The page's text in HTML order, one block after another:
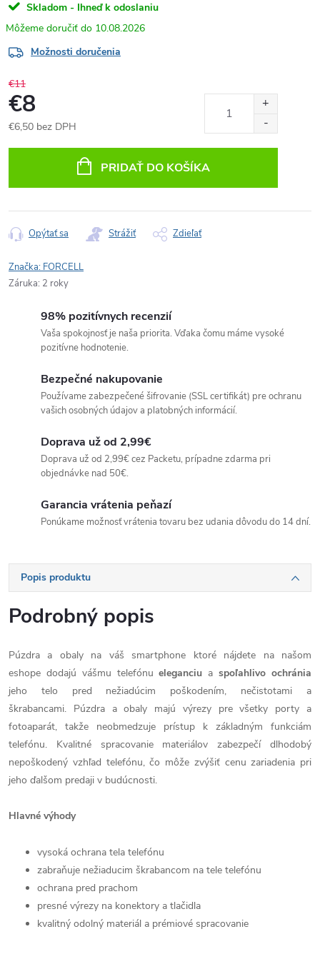
Skladom - Ihneď k odoslaniu
10.08.2026
Možnosti doručenia
€11
€8
€6,50 bez DPH
PRIDAŤ DO KOŠÍKA
Opýtať sa Strážiť Zdieľať
Značka: FORCELL
Záruka: 2 roky
98% pozitívnych recenzií
Vaša spokojnosť je naša priorita. Vďaka čomu máme vysoké
pozitívne hodnotenie.
Bezpečné nakupovanie
Používame zabezpečené šifrovanie (SSL certifikát) pre ochranu
vašich osobných údajov a platobných informácií.
Doprava už od 2,99€
Doprava už od 2,99€ cez Packetu, prípadne zdarma pri
objednávke nad 50€.
Garancia vrátenia peňazí
Ponúkame možnosť vrátenia tovaru bez udania dôvodu do 14 dní.
Popis produktu
Podrobný popis
Púzdra a obaly na váš smartphone ktoré nájdete na našom
eshope dodajú vášmu telefónueleganciu aspoľahlivo ochránia
jeho telo pred nežiadúcim poškodením, nečistotami a
škrabancami. Púzdra a obaly majú výrezy pre všetky porty a
fotoaparát, takže neobmedzuje prístup k základným funkciám
telefónu. Kvalitné spracovanie materiálov zabezpečí dlhodobý
nepoškodený vzhľad telefónu, čo môže zvýšiť cenu zariadenia pri
jeho ďalšom predaji v budúcnosti.
Hlavné výhody
vysoká ochrana tela telefónu
zabraňuje nežiaducim škrabancom na tele telefónu
ochrana pred prachom
presné výrezy na konektory a tlačidla
kvalitný odolný materiál a prémiové spracovanie